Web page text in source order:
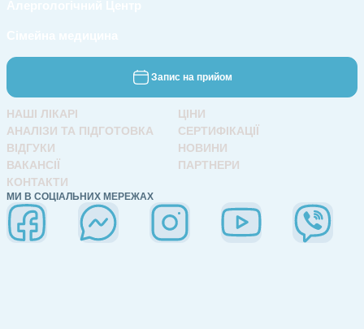
Запис на прийом
НАШІ ЛІКАРІ
ЦІНИ
АНАЛІЗИ ТА ПІДГОТОВКА
СЕРТИФІКАЦІЇ
ВІДГУКИ
НОВИНИ
ВАКАНСІЇ
ПАРТНЕРИ
КОНТАКТИ
МИ В СОЦІАЛЬНИХ МЕРЕЖАХ